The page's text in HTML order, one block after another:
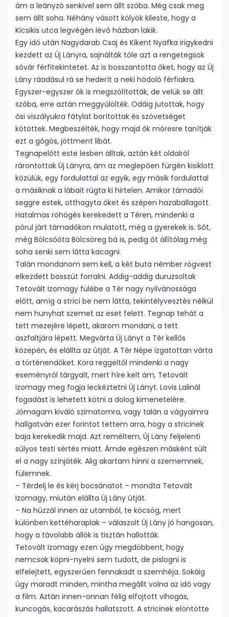
ám a leányzó senkivel sem állt szóba. Még csak meg
sem állt soha. Néhány vásott kölyök kileste, hogy a
Kicsikis utca legvégén lévő házban lakik.
Egy idő után Nagydarab Csaj és Kikent Nyafka irigykedni
kezdett az Új Lányra, sajnálták tőle azt a rengetegsok
sóvár férfitekintetet. Az is bosszantotta őket, hogy az Új
Lány ráadásul rá se hederít a neki hódoló férfiakra.
Egyszer-egyszer ők is megszólították, de velük se állt
szóba, erre aztán meggyűlölték. Odáig jutottak, hogy
ősi viszályukra fátylat borítottak és szövetséget
kötöttek. Megbeszélték, hogy majd ők móresre tanítják
ezt a gőgös, jöttment libát.
Tegnapelőtt este lesben álltak, aztán két oldalról
rárontottak Új Lányra, ám az meglepően fürgén kisiklott
közülük, egy fordulattal az egyik, egy másik fordulattal
a másiknak a lábait rúgta ki hirtelen. Amikor támadói
seggre estek, otthagyta őket és szépen hazaballagott.
Hatalmas röhögés kerekedett a Téren, mindenki a
pórul járt támadókon mulatott, még a gyerekek is. Sőt,
még Bölcsőóta Bölcsöreg bá is, pedig őt állítólag még
soha senki sem látta kacagni.
Talán mondanom sem kell, a két buta némber rögvest
elkezdett bosszút forralni. Addig-addig duruzsoltak
Tetovált Izomagy fülébe a Tér nagy nyilvánossága
előtt, amíg a strici be nem látta, tekintélyvesztés nélkül
nem hunyhat szemet az eset felett. Tegnap tehát a
tett mezejére lépett, akarom mondani, a tett
aszfaltjára lépett. Megvárta Új Lányt a Tér kellős
közepén, és elállta az útját. A Tér Népe izgatottan várta
a történendőket. Kora reggeltől mindenki a nagy
eseményről tárgyalt, mert híre kelt ám, Tetovált
Izomagy meg fogja leckéztetni Új Lányt. Lovis Lalinál
fogadást is lehetett kötni a dolog kimenetelére.
Jómagam kiváló szimatomra, vagy talán a vágyaimra
hallgatván ezer forintot tettem arra, hogy a stricinek
baja kerekedik majd. Azt reméltem, Új Lány feljelenti
súlyos testi sértés miatt. Ámde egészen másként sült
el a nagy színjáték. Alig akartam hinni a szememnek,
fülemnek.
– Térdelj le és kérj bocsánatot – mondta Tetovált
Izomagy, miután elállta Új Lány útját.
– Na húzzál innen az utamból, te köcsög, mert
különben kettéharaplak – válaszolt Új Lány jó hangosan,
hogy a távolabb állók is tisztán hallották.
Tetovált Izomagy ezen úgy megdöbbent, hogy
nemcsak köpni-nyelni sem tudott, de pislogni is
elfelejtett, egyszerűen fennakadt a szemhéja. Sokáig
úgy maradt minden, mintha megállt volna az idő vagy
a film. Aztán innen-onnan félig elfojtott vihogás,
kuncogás, kacarászás hallatszott. A stricinek elöntötte